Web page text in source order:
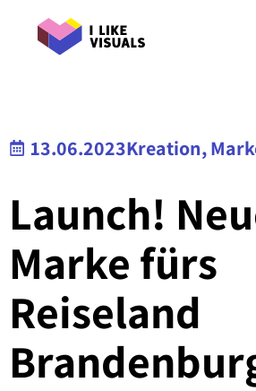
13.06.2023Kreation
Launch!
Marke fürs
Reiseland